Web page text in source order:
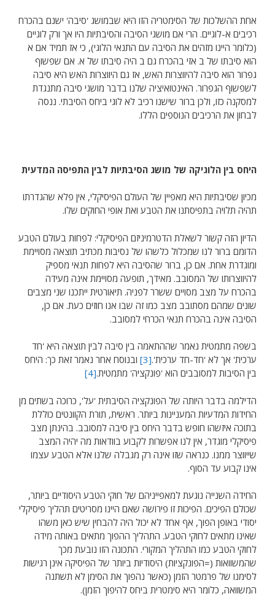
אחת ההשלכות של הסימטריה הזו היא שבמושג 'סיבה' ישנם בהכרח
רכיבים א-לוגיים. הרי אם מושגי הסיבה והסיבתיות היו אך ורק לוגיים
(כלומר היינו מזהים את הסיבה עם התנאי הלוגי), כי אז תמיד אם א
הוא סיבתו של ב אזי בהכרח גם ב היה סיבתו של א. אם שפשוף
גפרור הוא סיבה להיווצרות האש, אז גם היווצרות האש היא סיבה
לשפשוף הגפרור. האינטואיציה שלנו בדבר מושגי סיבה מתנגדת
למסקנה כזו, ולכן ברור שישנו רכיב לא לוגי ביחס הסיבתי. ננסה
לבחון את הרכיבים הנוספים הללו.
היחס בין הלוגיקה של מושג הסיבתיות לבין התפיסה המדעית
מכיון שסיבתיות היא מאפיין של העולם הפיסיקלי, אין פלא שהגדרתו
תהיה תלויה בתפיסתנו את הטבע ואת אופי החוקים שלו.
הדיון הזה קשור לשאלת הדטרמיניזם הפיסיקלי: לפחות בעולם הטבע
הדומם ברור לנו שמכלול כלשהו של נסיבות מכתיב תוצאה מסויימת
ומוגדרת אחת. אם כן, ברור שהסיבה היא לפחות תנאי מספיק
להיווצרותו של המסובב. מאידך, תופעה מסויימת אינה מעידה
בהכרח על מצב מסויים ששרר לפניה. תיאורטית ייתכנו שני מצבים
שונים שמהם מסתובב מצב כמו זה שבו אנו חוזים כעת. אם כן,
הסיבה אינה בהכרח תנאי הכרחי למסובב.
בשפה מתמטית נאמר שההתאמה בין סיבה לבין תוצאה היא 'חד
ערכית' אך לא 'חד-חד ערכית'.[3]
ובנוסח אחר נאמר זאת כך: היחס
בין הסיבות למסובבים הוא 'פונקציה' מתמטית.[4]
הדילמה בדבר היותה של הפונקציה הסיבתית 'על', כרוכה בשתים מן
החידות המדעיות המעניינות ביותר. ראשית, תורת הקוונטים כוללת
בתוכה איזשהו חופש בדבר היחס בין סיבה למסובב. בהינתן מצב
פיסיקלי מוגדר, אין לנו אפשרות לקבוע בוודאות מה יהיה המצב
שייווצר ממנו. כנראה שזו אינה רק מגבלה שלנו אלא הטבע עצמו
אינו קבוע עד הסוף.
החידה השנייה נוגעת למאפייניהם של חוקי הטבע היסודיים ביותר,
שכולם הפיכים. הפיכות זו פירושה שאם היינו מסריטים תהליך פיסיקלי
יסודי באופן הפוך, אף אחד לא יכול היה להבחין שיש כאן משהו
שאינו מתאים לחוקי הטבע. התהליך ההפוך מתאים באותה מידה
לחוקי הטבע כמו התהליך המקורי. התכונה הזו נובעת מכך
שהמשוואות (=הפונקציות) היסודיות ביותר של הפיסיקה אינן רגישות
לסימנו של פרמטר הזמן (כאשר נהפוך את הסימן לא תשתנה
המשוואה, כלומר היא סימטרית ביחס להיפוך הזמן).